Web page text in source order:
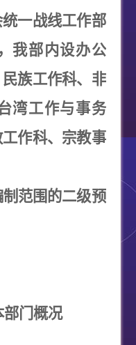
一战线工作部
我部内设办公
族工作科、非
湾工作与事务
作科、宗教事
范围的二级预
部门概况